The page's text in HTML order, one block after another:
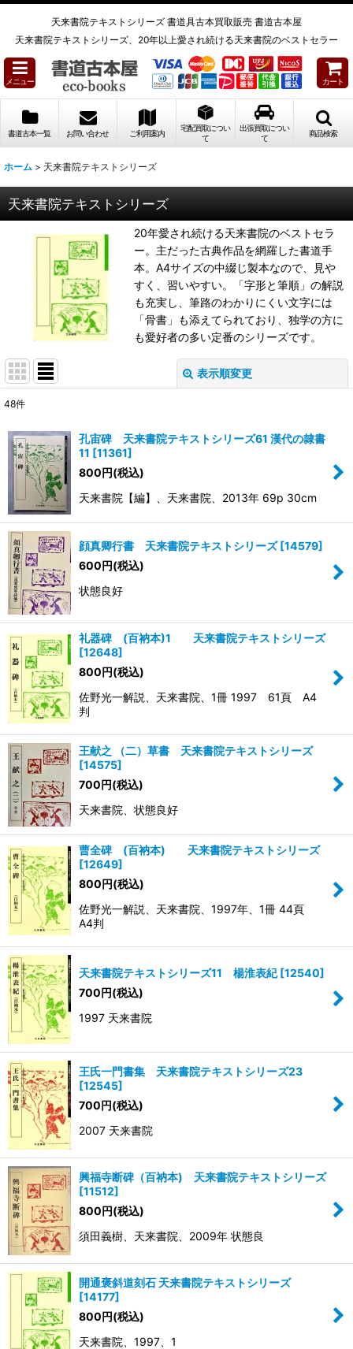
天来書院テキストシリーズ 書道具古本買取販売 書道古本屋
天来書院テキストシリーズ、20年以上愛され続ける天来書院のベストセラー
メニュー カート
書道古本一覧 お問い合わせ ご利用案内
宅配買取につい
て
出張買取につい
て
商品検索
ホーム > 天来書院テキストシリーズ
天来書院テキストシリーズ
20年愛され続ける天来書院のベストセラ
ー。主だった古典作品を網羅した書道手
本。A4サイズの中綴じ製本なので、見や
すく、習いやすい。「字形と筆順」の解説
も充実し、筆路のわかりにくい文字には
「骨書」も添えてられており、独学の方に
も愛好者の多い定番のシリーズです。
表示順変更
並び順:
絞り込む
48件
孔宙碑 天来書院テキストシリーズ61 漢代の隷書
11 [11361]
800円(税込)
天来書院【編】、天来書院、2013年 69p 30cm
顔真卿行書 天来書院テキストシリーズ [14579]
600円(税込)
状態良好
礼器碑 (百衲本)1 天来書院テキストシリーズ
[12648]
800円(税込)
佐野光一解説、天来書院、1冊 1997 61頁 A4
判
王献之 （二）草書 天来書院テキストシリーズ
[14575]
700円(税込)
天来書院、状態良好
曹全碑 (百衲本) 天来書院テキストシリーズ
[12649]
800円(税込)
佐野光一解説、天来書院、1997年、1冊 44頁
A4判
天来書院テキストシリーズ11 楊淮表紀 [12540]
700円(税込)
1997 天来書院
王氏一門書集 天来書院テキストシリーズ23
[12545]
700円(税込)
2007 天来書院
興福寺断碑（百衲本) 天来書院テキストシリーズ
[11512]
800円(税込)
須田義樹、天来書院、2009年 状態良
開通褒斜道刻石 天来書院テキストシリーズ
[14177]
800円(税込)
天来書院、1997、1